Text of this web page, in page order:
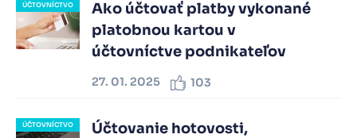
ÚČTOVNÍCTVO
Ako účtovať platby vykonané
platobnou kartou v
účtovníctve podnikateľov
27. 01. 2025 103
ÚČTOVNÍCTVO
Účtovanie hotovosti,